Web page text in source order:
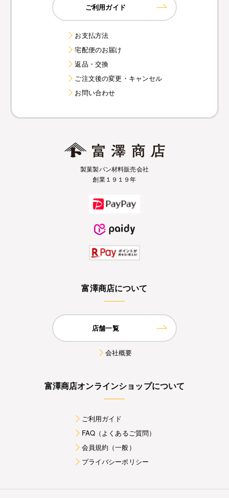
ご利用ガイド
お支払方法
宅配便のお届け
返品・交換
ご注文後の変更・キャンセル
お問い合わせ
製菓製パン材料販売会社
創業１９１９年
富澤商店について
店舗一覧
会社概要
富澤商店オンラインショップについて
ご利用ガイド
FAQ（よくあるご質問）
会員規約（一般）
プライバシーポリシー